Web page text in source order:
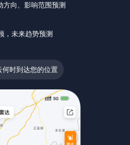
方向、影响范围预测
，未来趋势预测
时到达您的位置